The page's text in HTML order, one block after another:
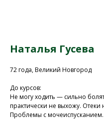
Наталья Гусева
72 года, Великий Новгород
До курсов:
Не могу ходить — сильно
практически не выхожу.
Проблемы с мочеиспусканием.